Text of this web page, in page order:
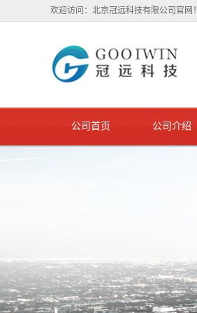
欢迎访问：北京冠远科技有限公司官网！
公司首页 公司介绍